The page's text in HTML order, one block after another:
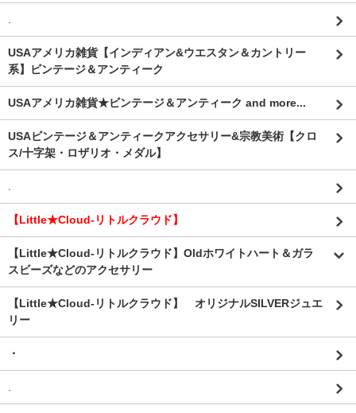
.
USAアメリカ雑貨【インディアン&ウエスタン＆カントリー
系】ビンテージ＆アンティーク
USAアメリカ雑貨★ビンテージ＆アンティーク and more...
USAビンテージ＆アンティークアクセサリー&宗教美術【クロ
ス/十字架・ロザリオ・メダル】
.
【Little★Cloud-リトルクラウド】
【Little★Cloud-リトルクラウド】Oldホワイトハート＆ガラ
スビーズなどのアクセサリー
【Little★Cloud-リトルクラウド】 オリジナルSILVERジュエ
リー
・
.